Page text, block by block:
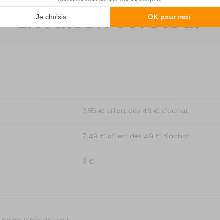
Livraison et retour
2,95 € offert dès 49 € d'achat
7,49 € offert dès 49 € d'achat
9 €